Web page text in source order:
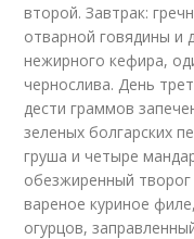
второй. Завтрак:
отварной говядины и
нежирного кефира,
чернослива. День
дести граммов
зеленых болгарских
груша и четыре
обезжиренный
вареное куриное
огурцов,